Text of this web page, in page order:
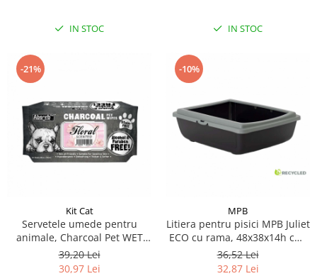
IN STOC IN STOC
-21%
Kit Cat
Servetele umede pentru
animale, Charcoal Pet WET
Wipes, Floral- pachet 80 buc
39,20 Lei
30,97 Lei
-10%
MPB
Litiera pentru pisici MPB Juliet
ECO cu rama, 48x38x14h cm,
Gri
36,52 Lei
32,87 Lei